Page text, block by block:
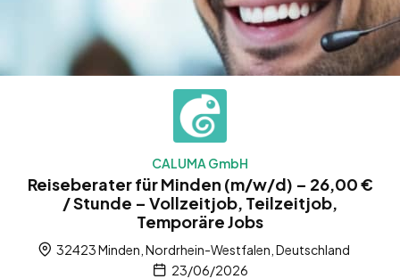
CALUMA GmbH
Reiseberater für Minden (m/w/d) – 26,00 €
/ Stunde – Vollzeitjob, Teilzeitjob,
Temporäre Jobs
32423 Minden, Nordrhein-Westfalen, Deutschland
23/06/2026